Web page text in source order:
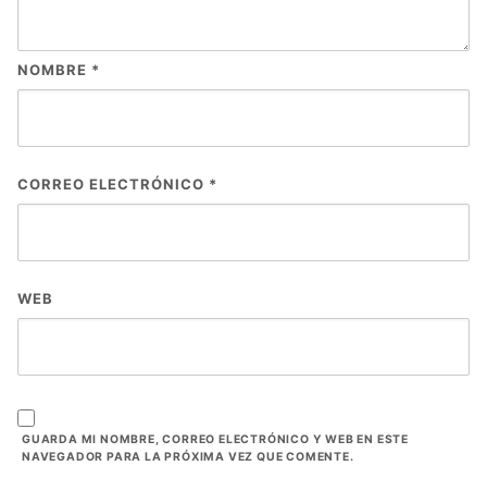
NOMBRE *
CORREO ELECTRÓNICO *
WEB
GUARDA MI NOMBRE, CORREO ELECTRÓNICO Y WEB EN ESTE
NAVEGADOR PARA LA PRÓXIMA VEZ QUE COMENTE.